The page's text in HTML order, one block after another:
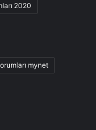
2020
mynet